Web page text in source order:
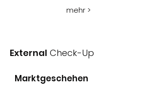
mehr >
External Check-Up
Marktgeschehen